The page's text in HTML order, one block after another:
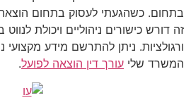
בתחום. כשהגעתי לעסוק בתחום הוצאה
זה דורש כישורים ניהוליים ויכולת
ורגולציות. ניתן להתרשם מידע
המשרד שלי עורך דין הוצאה לפועל.